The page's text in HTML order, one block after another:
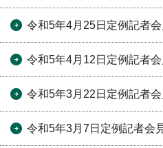
令和5年4月25日定例記者会
令和5年4月12日定例記者会
令和5年3月22日定例記者会
令和5年3月7日定例記者会